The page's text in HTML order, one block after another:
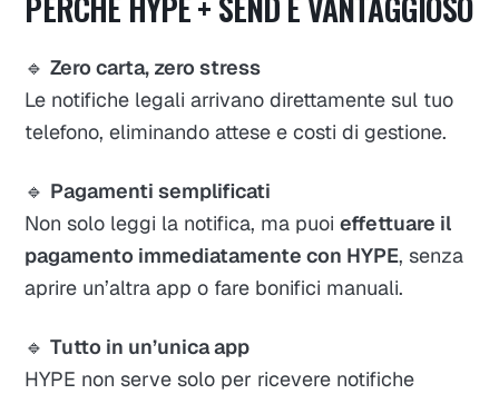
🔹Zero carta, zero stress
Le notifiche legali arrivano direttamente sul tuo
telefono, eliminando attese e costi di gestione.
🔹 Pagamenti semplificati
Non solo leggi la notifica, ma puoieffettuare il
pagamento immediatamente con HYPE, senza
aprire un’altra app o fare bonifici manuali.
🔹Tutto in un’unica app
HYPE non serve solo per ricevere notifiche